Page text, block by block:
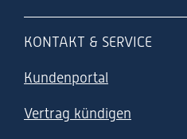
KONTAKT & SERVICE
Kundenportal
Vertrag kündigen